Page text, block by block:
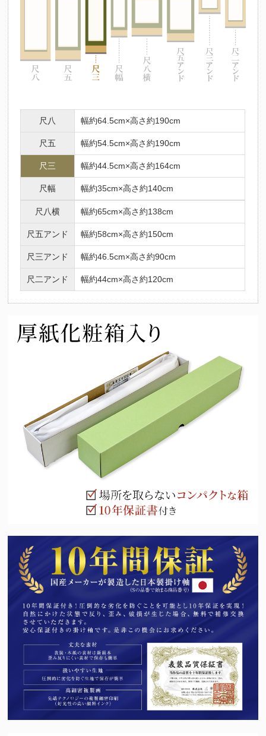
尺八 幅約64.5cm×高さ約190cm
尺五 幅約54.5cm×高さ約190cm
尺三 幅約44.5cm×高さ約164cm
尺幅 幅約35cm×高さ約140cm
尺八横 幅約65cm×高さ約138cm
尺五アンド 幅約58cm×高さ約150cm
尺三アンド 幅約46.5cm×高さ約90cm
尺二アンド 幅約44cm×高さ約120cm